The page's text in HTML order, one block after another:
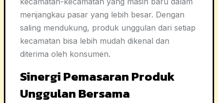
menjangkau pasar yang lebih besar. Dengan
saling mendukung, produk unggulan dari setiap
kecamatan bisa lebih mudah dikenal dan
diterima oleh konsumen.
Sinergi Pemasaran Produk
Unggulan Bersama